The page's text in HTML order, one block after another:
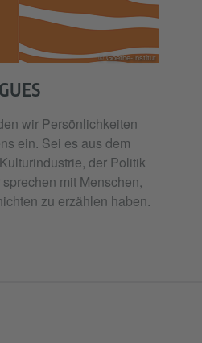
© Goethe-Institut
wir Persönlichkeiten
ein. Sei es aus dem
der Politik
mit Menschen,
zu erzählen haben.